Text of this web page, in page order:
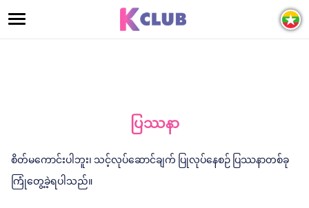
ပြဿနာ
စိတ်မကောင်းပါဘူး၊ သင့်လုပ်ဆောင်ချက် ပြုလုပ်နေစဉ် ပြဿနာတစ်ခု
ကြုံတွေ့ခဲ့ရပါသည်။